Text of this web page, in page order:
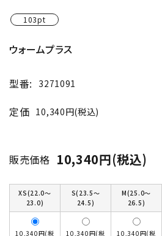
103pt
ウォームプラス
型番: 3271091
定価 10,340円(税込)
販売価格 10,340円(税込)
XS(22.0～
23.0)
S(23.5～
24.5)
M(25.0～
26.5)
10,340円(税
10,340円(税
10,340円(税